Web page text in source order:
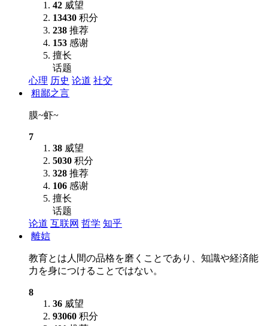
42 威望
13430 积分
238 推荐
153 感谢
擅长
话题
心理 历史 论道 社交
粗鄙之言
膜~虾~
7
38 威望
5030 积分
328 推荐
106 感谢
擅长
话题
论道 互联网 哲学 知乎
離娮
教育とは人間の品格を磨くことであり、知識や経済能
力を身につけることではない。
8
36 威望
93060 积分